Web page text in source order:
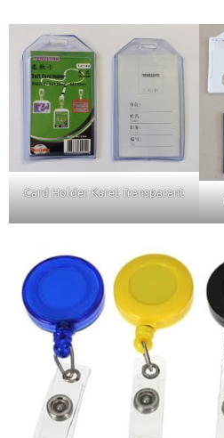
Card Holder Karet Transparant